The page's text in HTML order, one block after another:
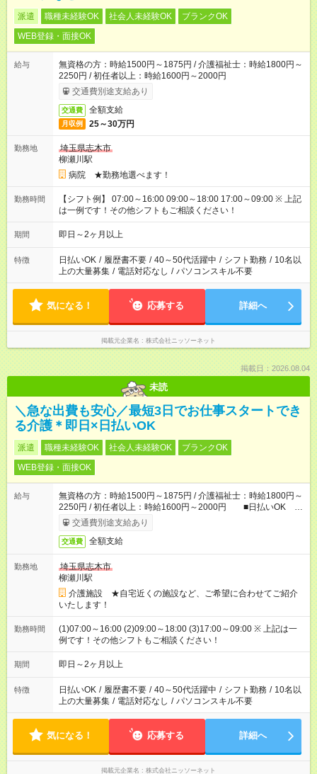
派遣 職種未経験OK 社会人未経験OK
ブランクOK
WEB登録・面接OK
給与
無資格の方：時給1500円～1875円 / 介護福祉士：時給1800円～
2250円 / 初任者以上：時給1600円～2000円
交通費別途支給あり
交通費 全額支給
月収例 25～30万円
勤務地
埼玉県志木市
柳瀬川駅
病院 ★勤務地選べます！
勤務時間
【シフト例】 07:00～16:00 09:00～18:00 17:00～09:00 ※ 上記
は一例です！その他シフトもご相談ください！
期間 即日～2ヶ月以上
特徴 日払いOK / 履歴書不要 / 40～50代活躍中 / シフト勤務 / 10名以
上の大量募集 / 電話対応なし / パソコンスキル不要
気になる！ 応募する 詳細へ
掲載元企業名 株式会社ニッソーネット
掲載日：2026.08.04
未読
＼急な出費も安心／最短3日でお仕事スタートでき
る介護＊即日×日払いOK
派遣 職種未経験OK 社会人未経験OK
ブランクOK
WEB登録・面接OK
給与
無資格の方：時給1500円～1875円 / 介護福祉士：時給1800円～
2250円 / 初任者以上：時給1600円～2000円 ■日払いOK ■
日収例：1万2000円（時給1500円×8h）
交通費別途支給あり
交通費 全額支給
勤務地
埼玉県志木市
柳瀬川駅
介護施設 ★自宅近くの施設など、ご希望に合わせてご紹介
いたします！
勤務時間
(1)07:00～16:00 (2)09:00～18:00 (3)17:00～09:00 ※ 上記は一
例です！その他シフトもご相談ください！
期間 即日～2ヶ月以上
特徴 日払いOK / 履歴書不要 / 40～50代活躍中 / シフト勤務 / 10名以
上の大量募集 / 電話対応なし / パソコンスキル不要
気になる！ 応募する 詳細へ
掲載元企業名 株式会社ニッソーネット